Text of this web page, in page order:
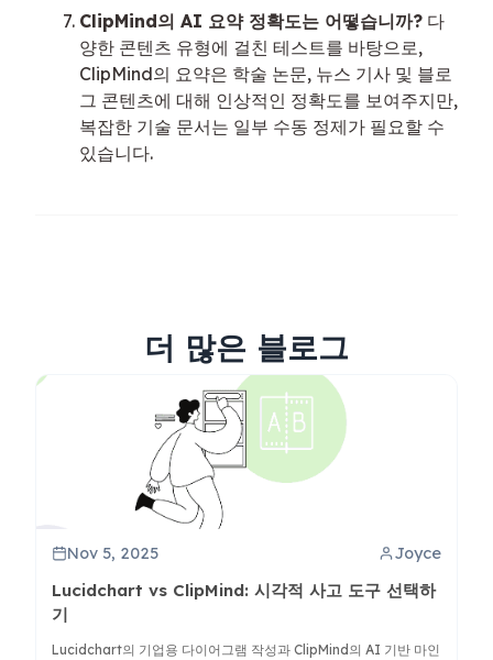
ClipMind의 AI 요약 정확도는 어떻습니까? 다
양한 콘텐츠 유형에 걸친 테스트를 바탕으로,
ClipMind의 요약은 학술 논문, 뉴스 기사 및 블로
그 콘텐츠에 대해 인상적인 정확도를 보여주지만,
복잡한 기술 문서는 일부 수동 정제가 필요할 수
있습니다.
더 많은 블로그
Nov 5, 2025 Joyce
Lucidchart vs ClipMind: 시각적 사고 도구 선택하
기
Lucidchart의 기업용 다이어그램 작성과 ClipMind의 AI 기반 마인